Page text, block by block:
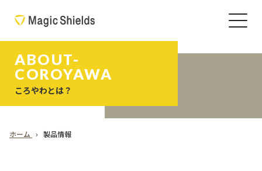
ABOUT-
COROYAWA
ころやわとは？
ホーム 製品情報